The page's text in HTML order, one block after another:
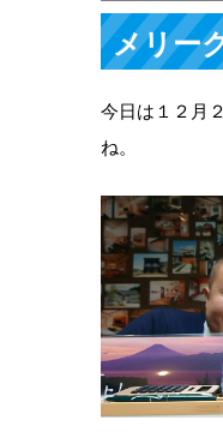
メリー
今日は１２月
ね。